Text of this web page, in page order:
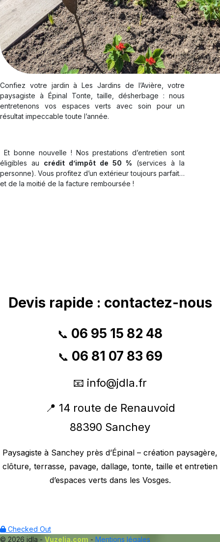
Confiez votre jardin à Les Jardins de l’Avière, votre
paysagiste à Épinal Tonte, taille, désherbage : nous
entretenons vos espaces verts avec soin pour un
résultat impeccable toute l’année.
Et bonne nouvelle ! Nos prestations d’entretien sont
éligibles au crédit d’impôt de 50 % (services à la
personne). Vous profitez d’un extérieur toujours parfait…
et de la moitié de la facture remboursée !
Devis rapide : contactez-nous
📞 06 95 15 82 48
📞 06 81 07 83 69
📧 info@jdla.fr
📍 14 route de Renauvoid
88390 Sanchey
Paysagiste à Sanchey près d’Épinal – création paysagère,
clôture, terrasse, pavage, dallage, tonte, taille et entretien
d’espaces verts dans les Vosges.
Checked Out
© 2026 jdla - Vuzelia.com - Mentions légales